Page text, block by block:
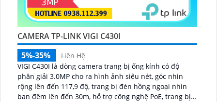
CAMERA TP-LINK VIGI C430I
5%-35%
Liên Hệ
VIGI C430I là dòng camera trang bị ống kính có độ
phân giải 3.0MP cho ra hình ảnh siêu nét, góc nhìn
rộng lên đến 117,9 độ, trang bị đèn hồng ngoại nhìn
ban đêm lên đến 30m, hỗ trợ công nghệ PoE, trang bị